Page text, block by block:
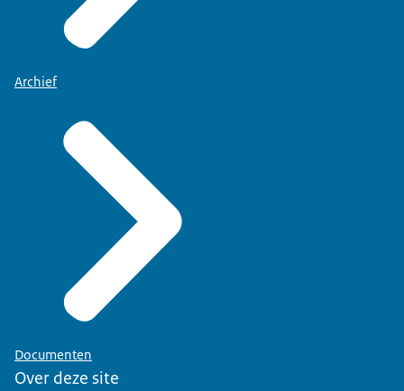
Archief
Documenten
Over deze site